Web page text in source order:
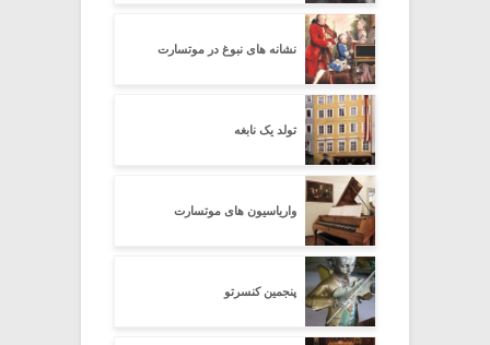
نشانه های نبوغ در موتسارت
تولد یک نابغه
واریاسیون های موتسارت
پنجمین کنسرتو